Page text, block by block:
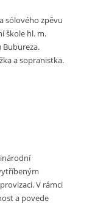
sólového zpěvu
škole hl. m.
Bubureza.
a sopranistka.
V rámci
a povede